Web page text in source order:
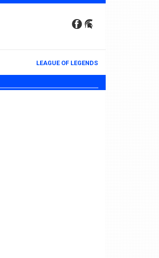
LEAGUE OF LEGENDS